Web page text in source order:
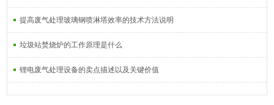
提高废气处理玻璃钢喷淋塔效率的技术方法说明
垃圾站焚烧炉的工作原理是什么
锂电废气处理设备的卖点描述以及关键价值